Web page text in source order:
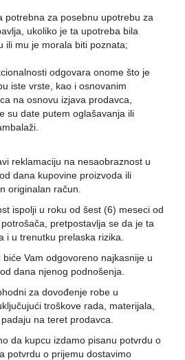
potrebna za posebnu upotrebu za
ukoliko je ta upotreba bila
ili mu je morala biti poznata;
odgovara onome što je
iste vrste, kao i osnovanim
na osnovu izjava prodavca,
su date putem oglašavanja ili
reklamaciju na nesaobraznost u
dana kupovine proizvoda ili
originalan račun.
ispolji u roku od šest (6) meseci od
pretpostavlja se da je ta
i u trenutku prelaska rizika.
Vam odgovoreno najkasnije u
dana njenog podnošenja.
za dovođenje robe u
troškove rada, materijala,
na teret prodavca.
da kupcu izdamo pisanu potvrdu o
potvrdu o prijemu dostavimo